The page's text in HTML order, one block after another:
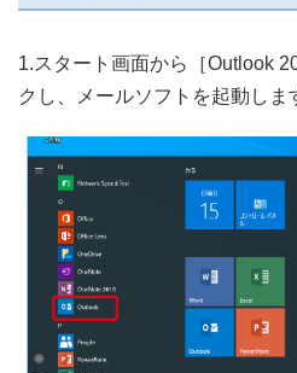
1.スタート画面から［Outlook
クし、メールソフトを起動しま